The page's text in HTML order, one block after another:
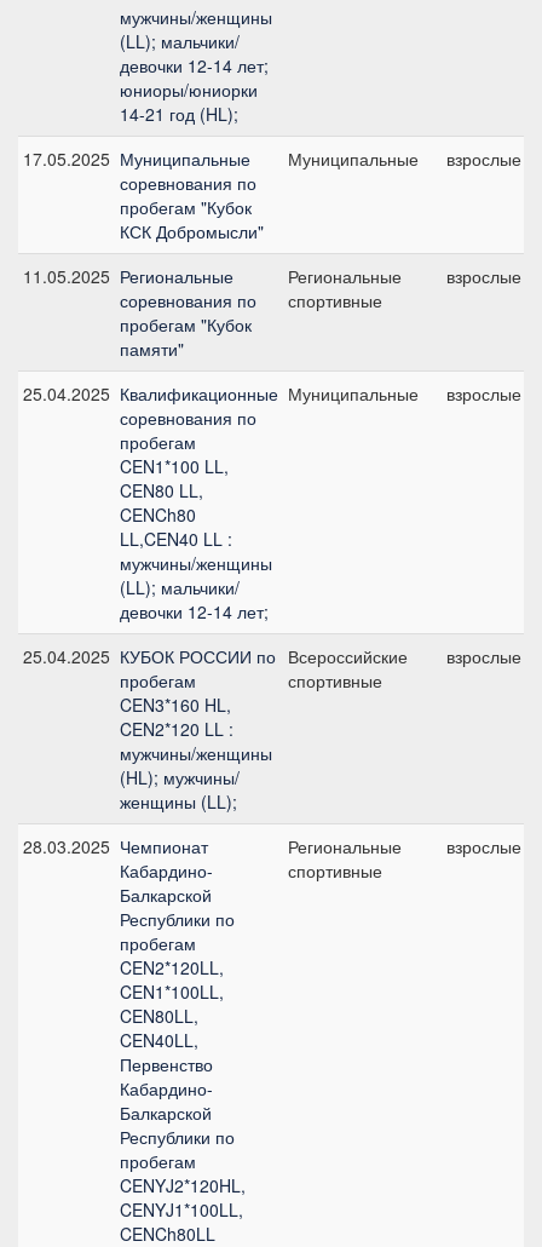
мужчины/женщины
(LL); мальчики/
девочки 12-14 лет;
юниоры/юниорки
14-21 год (HL);
17.05.2025 Муниципальные
соревнования по
пробегам "Кубок
КСК Добромысли"
Муниципальные взрослые
11.05.2025 Региональные
соревнования по
пробегам "Кубок
памяти"
Региональные
спортивные
взрослые
25.04.2025 Квалификационные
соревнования по
пробегам
CEN1*100 LL,
CEN80 LL,
CENCh80
LL,CEN40 LL :
мужчины/женщины
(LL); мальчики/
девочки 12-14 лет;
Муниципальные взрослые
25.04.2025 КУБОК РОССИИ по
пробегам
CEN3*160 HL,
CEN2*120 LL :
мужчины/женщины
(HL); мужчины/
женщины (LL);
Всероссийские
спортивные
взрослые
28.03.2025 Чемпионат
Кабардино-
Балкарской
Республики по
пробегам
CEN2*120LL,
CEN1*100LL,
CEN80LL,
CEN40LL,
Первенство
Кабардино-
Балкарской
Республики по
пробегам
CENYJ2*120HL,
CENYJ1*100LL,
CENCh80LL
Региональные
спортивные
взрослые